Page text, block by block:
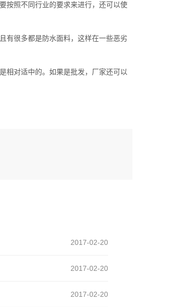
按照不同行业的要求来进行，还可以使
很多都是防水面料，这样在一些恶劣
对适中的。如果是批发，厂家还可以
2017-02-20
2017-02-20
2017-02-20